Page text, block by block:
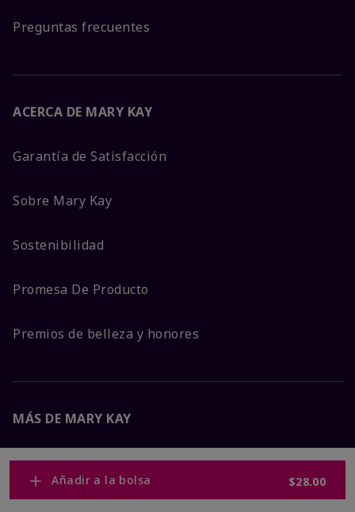
Añadir a la bolsa $28.00
Preguntas frecuentes
ACERCA DE MARY KAY
Garantía de Satisfacción
Sobre Mary Kay
Sostenibilidad
Promesa De Producto
Premios de belleza y honores
MÁS DE MARY KAY
Carreras Corporativas